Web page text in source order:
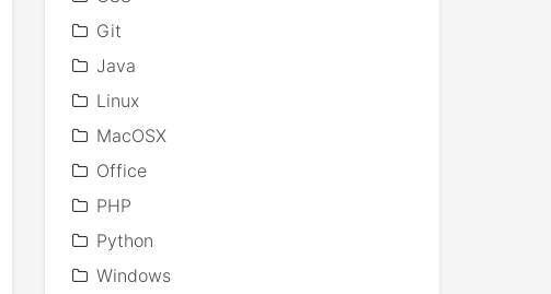
Git
Java
Linux
MacOSX
Office
PHP
Python
Windows